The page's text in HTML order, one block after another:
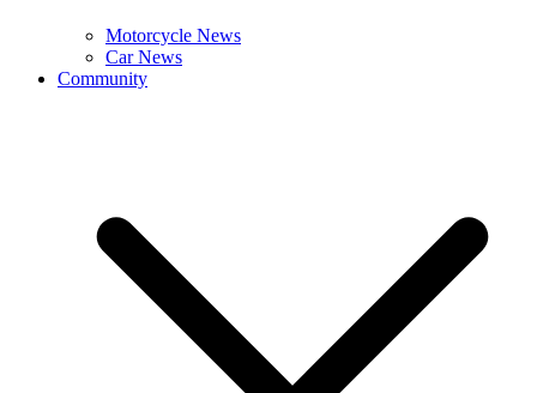
Motorcycle News
Car News
Community